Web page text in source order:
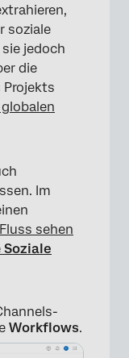
soziale
jedoch
die
Projekts
Im
sehen
Soziale
Workflows.